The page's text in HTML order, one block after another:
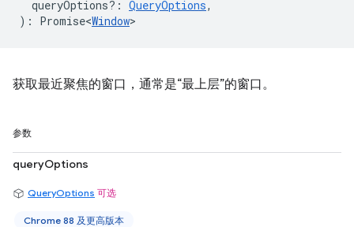
queryOptions? : QueryOptions,
) : Promise<Window>
获取最近聚焦的窗口，通常是“最上层”的窗口。
参数
queryOptions
QueryOptions 可选
Chrome 88 及更高版本